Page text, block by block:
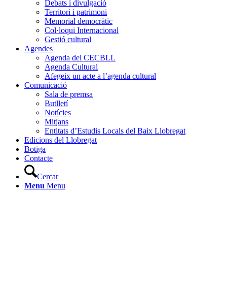
Debats i divulgació
Territori i patrimoni
Memorial democràtic
Col·loqui Internacional
Gestió cultural
Agendes
Agenda del CECBLL
Agenda Cultural
Afegeix un acte a l’agenda cultural
Comunicació
Sala de premsa
Butlletí
Notícies
Mitjans
Entitats d’Estudis Locals del Baix Llobregat
Edicions del Llobregat
Botiga
Contacte
Cercar
Menu Menu